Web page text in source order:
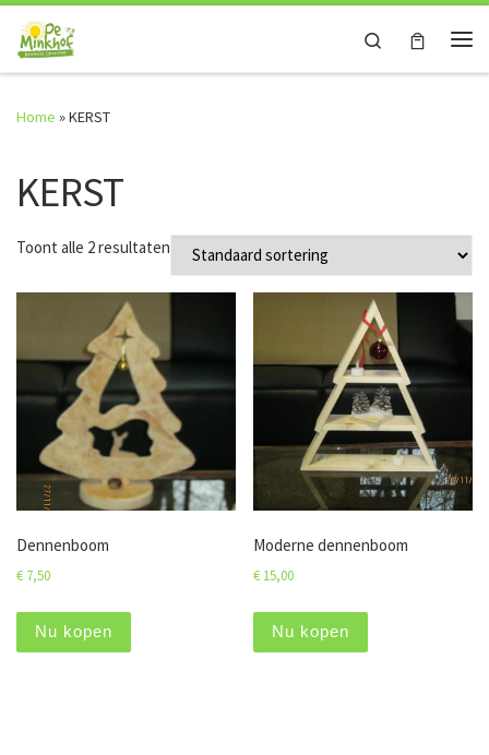
Skip to content
Search
Home »KERST
KERST
Toont alle 2 resultaten
Dennenboom
€ 7,50
Nu kopen
Moderne dennenboom
€ 15,00
Nu kopen